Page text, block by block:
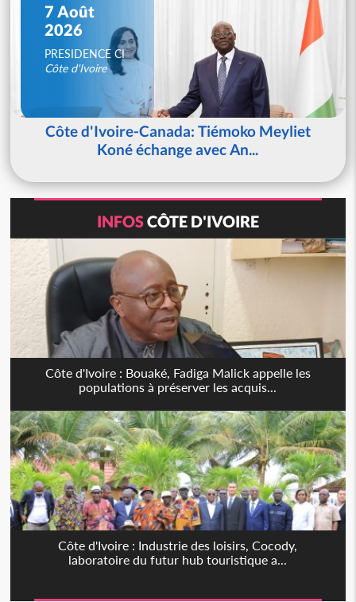
7 Août
2026
PRESIDENCE CI
Côte d'Ivoire
Côte d'Ivoire-Canada: Tiémoko Meyliet
Koné échange avec An...
INFOSCÔTE D'IVOIRE
Côte d'Ivoire : Bouaké, Fadiga Malick appelle les
populations à préserver les acquis...
Côte d'Ivoire : Industrie des loisirs, Cocody,
laboratoire du futur hub touristique a...